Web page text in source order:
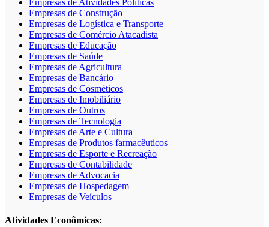
Empresas de Atividades Políticas
Empresas de Construção
Empresas de Logística e Transporte
Empresas de Comércio Atacadista
Empresas de Educação
Empresas de Saúde
Empresas de Agricultura
Empresas de Bancário
Empresas de Cosméticos
Empresas de Imobiliário
Empresas de Outros
Empresas de Tecnologia
Empresas de Arte e Cultura
Empresas de Produtos farmacêuticos
Empresas de Esporte e Recreação
Empresas de Contabilidade
Empresas de Advocacia
Empresas de Hospedagem
Empresas de Veículos
Atividades Econômicas: